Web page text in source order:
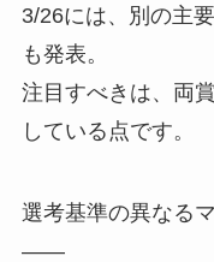
3/26には、別の主
も発表。
注目すべきは、両
している点です。
選考基準の異なる
――